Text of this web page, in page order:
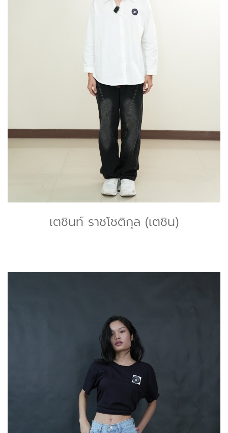
เตชินท์ ราชโชติกุล (เตชิน)